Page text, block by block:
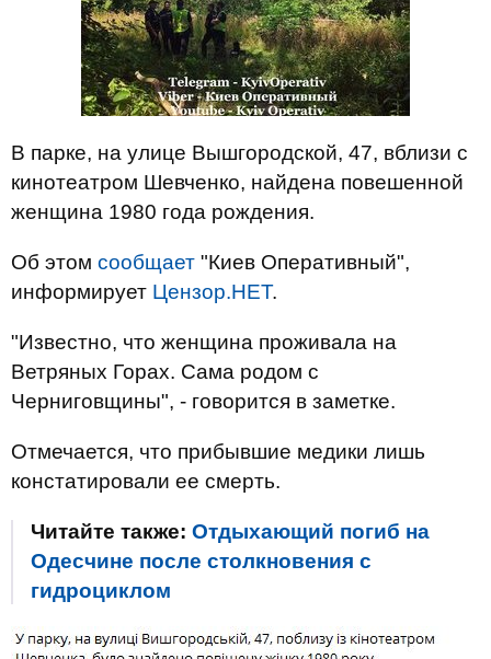
В парке, на улице Вышгородской, 47, вблизи с
кинотеатром Шевченко, найдена повешенной
женщина 1980 года рождения.
Об этом сообщает "Киев Оперативный",
информирует Цензор.НЕТ.
"Известно, что женщина проживала на
Ветряных Горах. Сама родом с
Черниговщины", - говорится в заметке.
Отмечается, что прибывшие медики лишь
констатировали ее смерть.
Читайте также: Отдыхающий погиб на
Одесчине после столкновения с
гидроциклом